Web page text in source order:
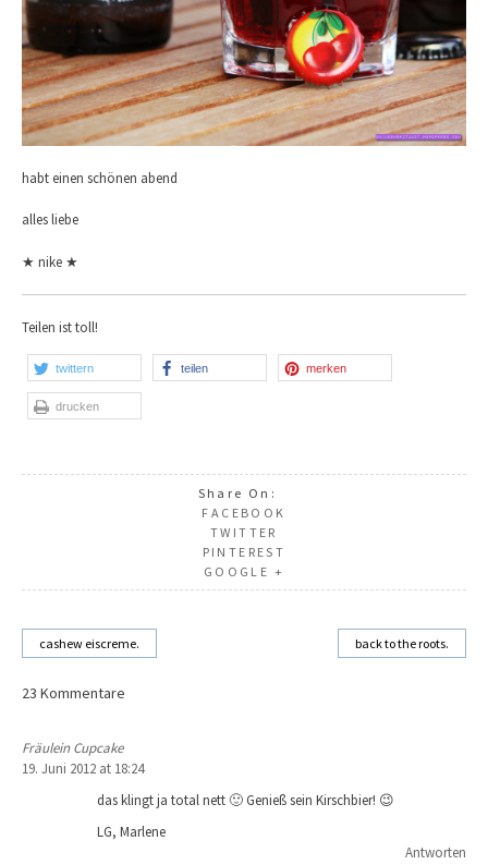
habt einen schönen abend
alles liebe
★ nike ★
Teilen ist toll!
twittern teilen merken
drucken
Share On:
FACEBOOK
TWITTER
PINTEREST
GOOGLE +
Beitragsnavigation
cashew eiscreme. back to the roots.
23 Kommentare
Fräulein Cupcake
19. Juni 2012 at 18:24
das klingt ja total nett 🙂 Genieß sein Kirschbier! 😉
LG, Marlene
Antworten